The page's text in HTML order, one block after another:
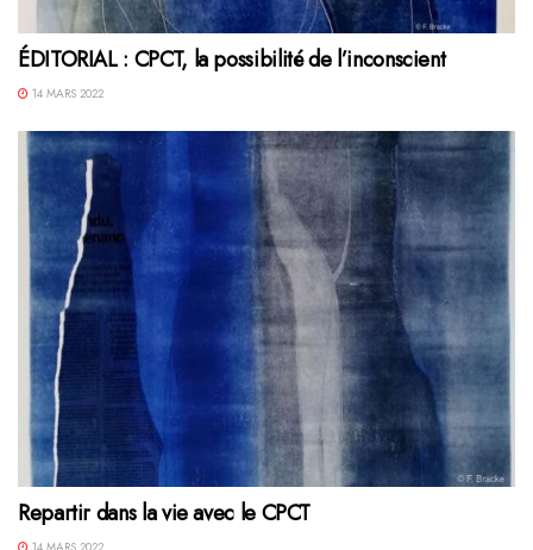
ÉDITORIAL : CPCT, la possibilité de l’inconscient
14 MARS 2022
Repartir dans la vie avec le CPCT